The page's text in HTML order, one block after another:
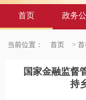
首页 政务
当前位置： 首页 >
国家金融监督
持